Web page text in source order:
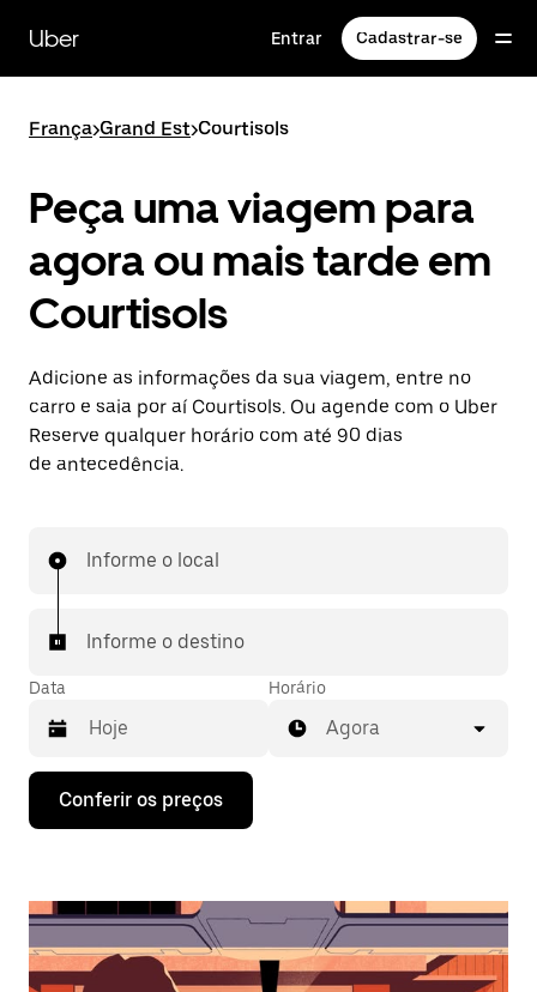
para
conteúdo
Uber Entrar Cadastrar-se
França>Grand Est>Courtisols
Peça uma viagem para
agora ou mais tarde em
Courtisols
Adicione as informações da sua viagem, entre no
carro e saia por aí Courtisols. Ou agende com o Uber
Reserve qualquer horário com até 90 dias
de antecedência.
Informe o local
Informe o destino
Data
Pressione
seta
interagir
o
calendário
Horário
Agora
Conferir os preços